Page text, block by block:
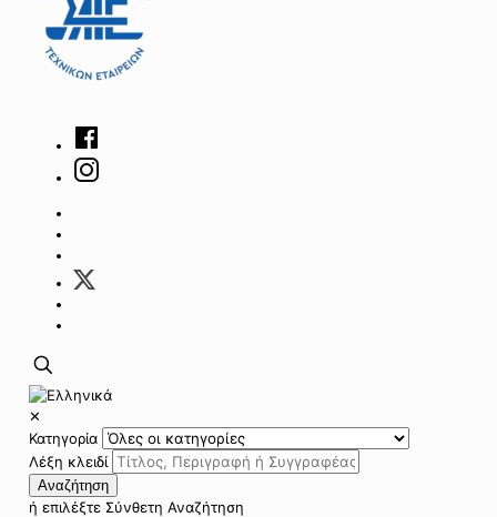
✕
Κατηγορία
Λέξη κλειδί
Αναζήτηση
ή επιλέξτε Σύνθετη Αναζήτηση